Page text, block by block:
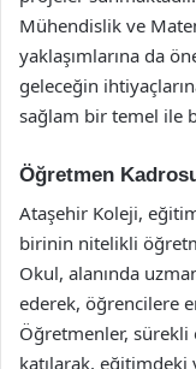
Mühendislik ve
yaklaşımlarına da
geleceğin
sağlam bir temel ile
Öğretmen
Ataşehir Koleji,
birinin nitelikli
Okul, alanında
ederek, öğrencilere
Öğretmenler,
katılarak,